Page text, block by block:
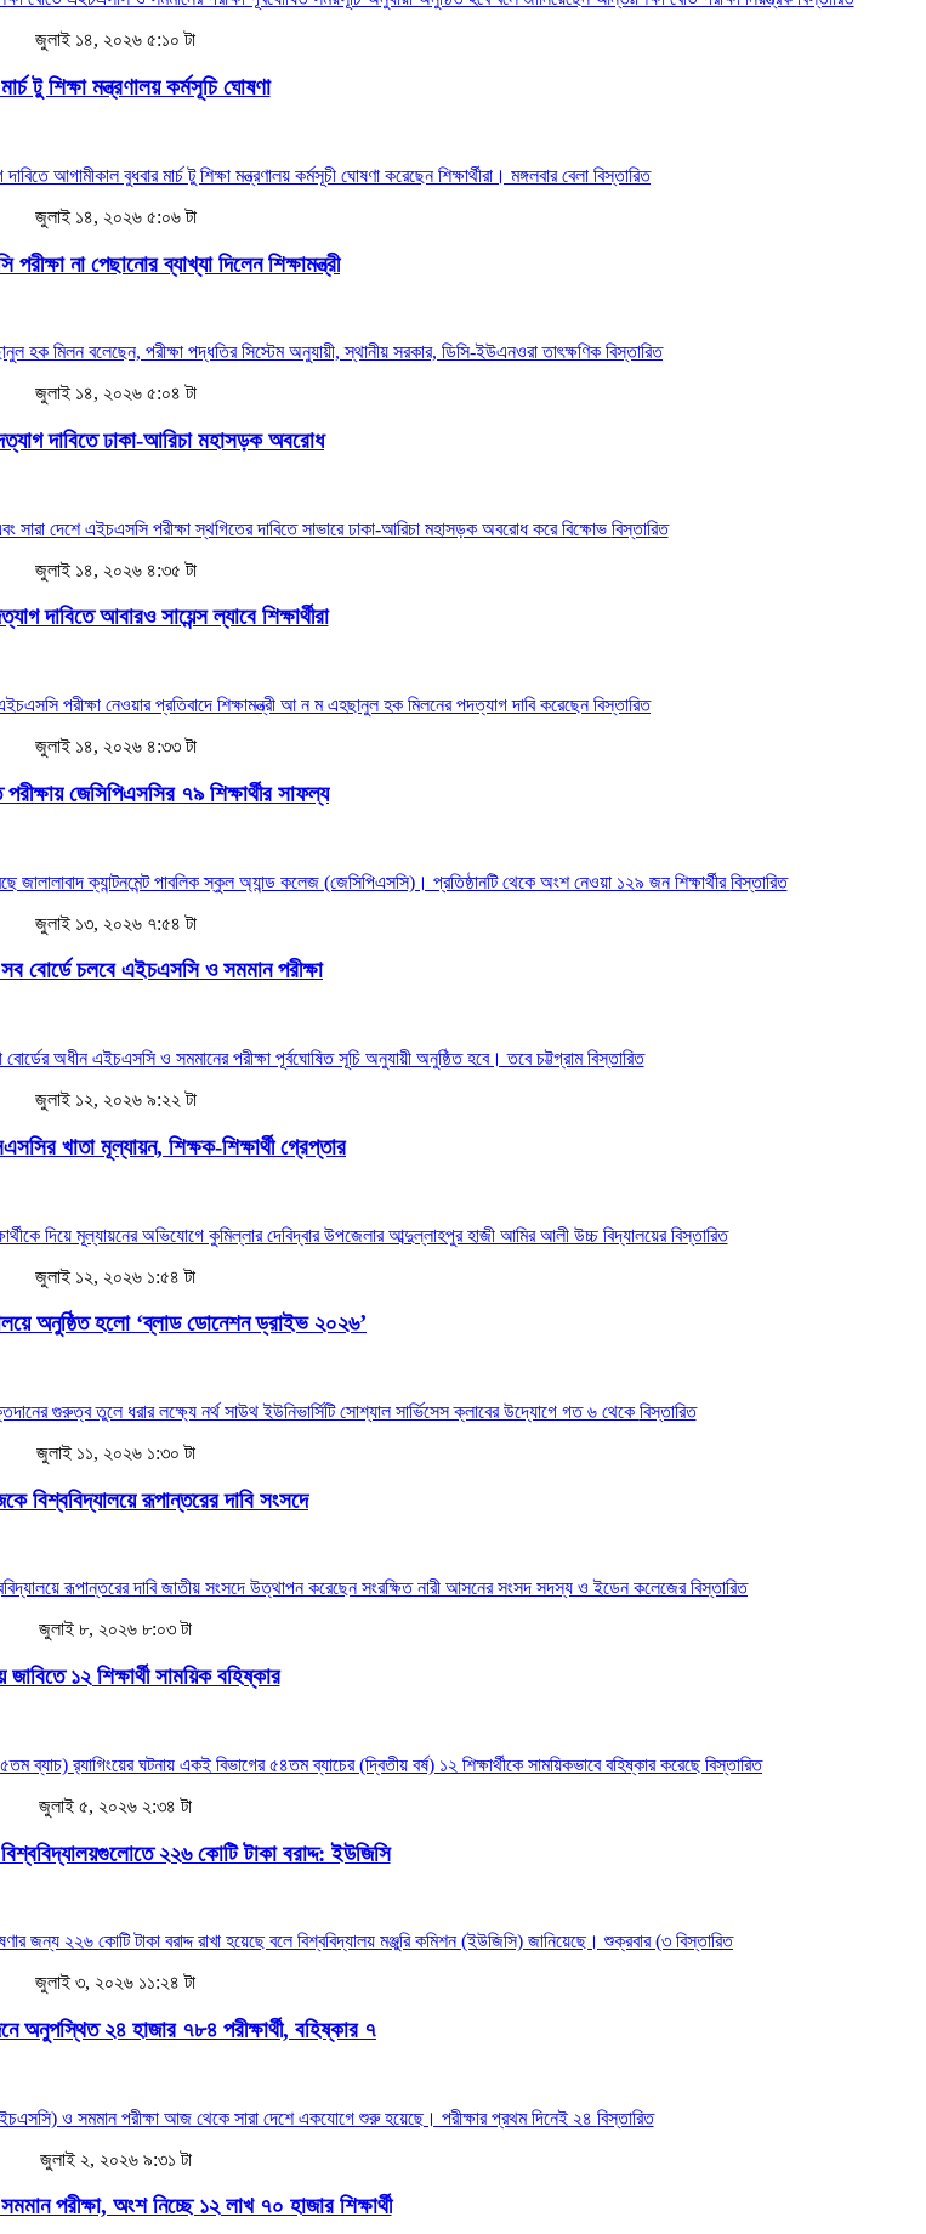
জুলাই ১৪, ২০২৬ ৫:১০ টা
টু শিক্ষা মন্ত্রণালয় কর্মসূচি ঘোষণা
আগামীকাল বুধবার মার্চ টু শিক্ষা মন্ত্রণালয় কর্মসূচী ঘোষণা করেছেন শিক্ষার্থীরা। মঙ্গলবার বেলা বিস্তারিত
জুলাই ১৪, ২০২৬ ৫:০৬ টা
না পেছানোর ব্যাখ্যা দিলেন শিক্ষামন্ত্রী
হক মিলন বলেছেন, পরীক্ষা পদ্ধতির সিস্টেম অনুযায়ী, স্থানীয় সরকার, ডিসি-ইউএনওরা তাৎক্ষণিক বিস্তারিত
জুলাই ১৪, ২০২৬ ৫:০৪ টা
দাবিতে ঢাকা-আরিচা মহাসড়ক অবরোধ
দেশে এইচএসসি পরীক্ষা স্থগিতের দাবিতে সাভারে ঢাকা-আরিচা মহাসড়ক অবরোধ করে বিক্ষোভ বিস্তারিত
জুলাই ১৪, ২০২৬ ৪:৩৫ টা
দাবিতে আবারও সায়েন্স ল্যাবে শিক্ষার্থীরা
পরীক্ষা নেওয়ার প্রতিবাদে শিক্ষামন্ত্রী আ ন ম এহছানুল হক মিলনের পদত্যাগ দাবি করেছেনবিস্তারিত
জুলাই ১৪, ২০২৬ ৪:৩৩ টা
জেসিপিএসসির ৭৯ শিক্ষার্থীর সাফল্য
ক্যান্টনমেন্ট পাবলিক স্কুল অ্যান্ড কলেজ (জেসিপিএসসি)। প্রতিষ্ঠানটি থেকে অংশ নেওয়া ১২৯ জন শিক্ষার্থীরবিস্তারিত
জুলাই ১৩, ২০২৬ ৭:৫৪ টা
সব বোর্ডে চলবে এইচএসসি ও সমমান পরীক্ষা
অধীন এইচএসসি ও সমমানের পরীক্ষা পূর্বঘোষিত সূচি অনুযায়ী অনুষ্ঠিত হবে। তবে চট্টগ্রামবিস্তারিত
জুলাই ১২, ২০২৬ ৯:২২ টা
খাতা মূল্যায়ন, শিক্ষক-শিক্ষার্থী গ্রেপ্তার
দিয়ে মূল্যায়নের অভিযোগে কুমিল্লার দেবিদ্বার উপজেলার আব্দুল্লাহপুর হাজী আমির আলী উচ্চ বিদ্যালয়েরবিস্তারিত
জুলাই ১২, ২০২৬ ১:৫৪ টা
অনুষ্ঠিত হলো ‘ব্লাড ডোনেশন ড্রাইভ ২০২৬’
গুরুত্ব তুলে ধরার লক্ষ্যে নর্থ সাউথ ইউনিভার্সিটি সোশ্যাল সার্ভিসেস ক্লাবের উদ্যোগে গত ৬ থেকে বিস্তারিত
জুলাই ১১, ২০২৬ ১:৩০ টা
বিশ্ববিদ্যালয়ে রূপান্তরের দাবি সংসদে
রূপান্তরের দাবি জাতীয় সংসদে উত্থাপন করেছেন সংরক্ষিত নারী আসনের সংসদ সদস্য ও ইডেন কলেজেরবিস্তারিত
জুলাই ৮, ২০২৬ ৮:০৩ টা
জাবিতে ১২ শিক্ষার্থী সাময়িক বহিষ্কার
ব্যাচ) র‍্যাগিংয়ের ঘটনায় একই বিভাগের ৫৪তম ব্যাচের (দ্বিতীয় বর্ষ) ১২ শিক্ষার্থীকে সাময়িকভাবে বহিষ্কার করেছেবিস্তারিত
জুলাই ৫, ২০২৬ ২:৩৪ টা
২২৬ কোটি টাকা বরাদ্দ: ইউজিসি
২২৬ কোটি টাকা বরাদ্দ রাখা হয়েছে বলে বিশ্ববিদ্যালয় মঞ্জুরি কমিশন (ইউজিসি) জানিয়েছে। শুক্রবার (৩ বিস্তারিত
জুলাই ৩, ২০২৬ ১১:২৪ টা
অনুপস্থিত ২৪ হাজার ৭৮৪ পরীক্ষার্থী, বহিষ্কার ৭
ও সমমান পরীক্ষা আজ থেকে সারা দেশে একযোগে শুরু হয়েছে। পরীক্ষার প্রথম দিনেই ২৪ বিস্তারিত
জুলাই ২, ২০২৬ ৯:৩১ টা
পরীক্ষা, অংশ নিচ্ছে ১২ লাখ ৭০ হাজার শিক্ষার্থী